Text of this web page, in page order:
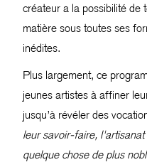
créateur a la possibilité de
matière sous toutes ses
inédites.
Plus largement, ce
jeunes artistes à affiner
jusqu’à révéler des
leur savoir-faire,
quelque chose de plus